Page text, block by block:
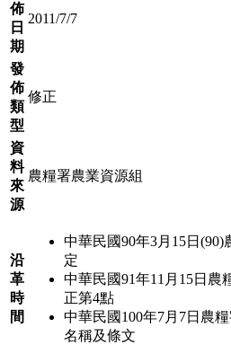
佈
日
期
2011/7/7
發
佈
類
型
修正
資
料
來
源
農糧署農業資源組
沿
革
時
間
中華民國90年3月15日(90)
定
中華民國91年11月15日農
正第4點
中華民國100年7月7日農
名稱及條文